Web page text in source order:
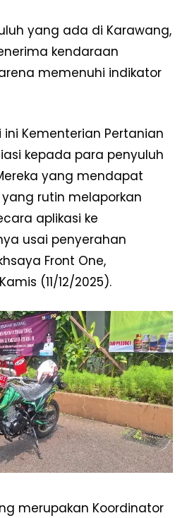
yang ada di Karawang,
kendaraan
memenuhi indikator
ini Kementerian Pertanian
kepada para penyuluh
yang mendapat
rutin melaporkan
aplikasi ke
usai penyerahan
Front One,
(11/12/2025).
merupakan Koordinator